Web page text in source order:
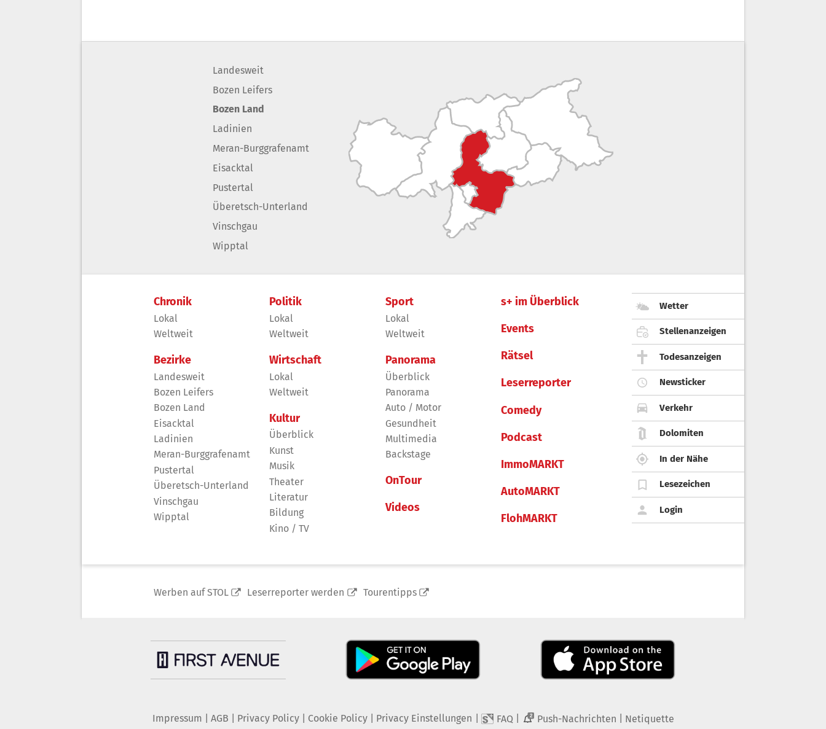
Landesweit
Bozen Leifers
Bozen Land
Ladinien
Meran-Burggrafenamt
Eisacktal
Pustertal
Überetsch-Unterland
Vinschgau
Wipptal
Chronik
Lokal
Weltweit
Bezirke
Landesweit
Bozen Leifers
Bozen Land
Eisacktal
Ladinien
Meran-Burggrafenamt
Pustertal
Überetsch-Unterland
Vinschgau
Wipptal
Politik
Lokal
Weltweit
Wirtschaft
Lokal
Weltweit
Kultur
Überblick
Kunst
Musik
Theater
Literatur
Bildung
Kino / TV
Sport
Lokal
Weltweit
Panorama
Überblick
Panorama
Auto / Motor
Gesundheit
Multimedia
Backstage
OnTour
Videos
s+ im Überblick
Events
Rätsel
Leserreporter
Comedy
Podcast
ImmoMARKT
AutoMARKT
FlohMARKT
Wetter
Stellenanzeigen
Todesanzeigen
Newsticker
Verkehr
Dolomiten
In der Nähe
Lesezeichen
Login
Werben auf STOL Leserreporter werden Tourentipps
Impressum AGB Privacy Policy| Cookie Policy| Privacy Einstellungen FAQ 2 Push-Nachrichten Netiquette